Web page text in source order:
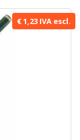
€ 1,23 IVA escl.